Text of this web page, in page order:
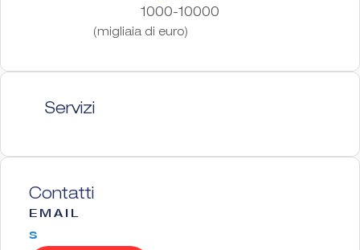
1000-10000
(migliaia di euro)
Servizi
Contatti
EMAIL
s